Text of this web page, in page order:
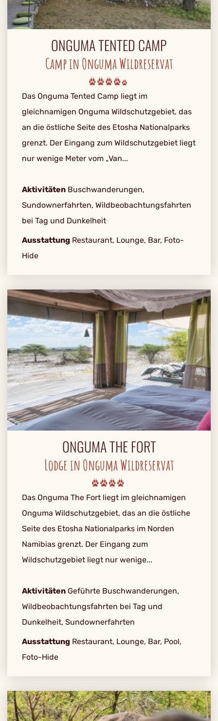
ONGUMA TENTED CAMP
Camp in Onguma Wildreservat
Das Onguma Tented Camp liegt im
gleichnamigen Onguma Wildschutzgebiet, das
an die östliche Seite des Etosha Nationalparks
grenzt. Der Eingang zum Wildschutzgebiet liegt
nur wenige Meter vom „Van...
Aktivitäten Buschwanderungen,
Sundownerfahrten, Wildbeobachtungsfahrten
bei Tag und Dunkelheit
Ausstattung Restaurant, Lounge, Bar, Foto-
Hide
ONGUMA THE FORT
Lodge in Onguma Wildreservat
Das Onguma The Fort liegt im gleichnamigen
Onguma Wildschutzgebiet, das an die östliche
Seite des Etosha Nationalparks im Norden
Namibias grenzt. Der Eingang zum
Wildschutzgebiet liegt nur wenige...
Aktivitäten Geführte Buschwanderungen,
Wildbeobachtungsfahrten bei Tag und
Dunkelheit, Sundownerfahrten
Ausstattung Restaurant, Lounge, Bar, Pool,
Foto-Hide